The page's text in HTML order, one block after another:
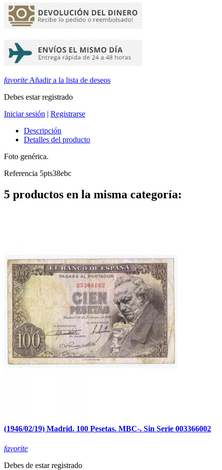
favorite Añadir a la lista de deseos
Debes estar registrado
Iniciar sesión | Registrarse
Descripción
Detalles del producto
Foto genérica.
Referencia 5pts38ebc
5 productos en la misma categoría:
(1946/02/19) Madrid. 100 Pesetas. MBC-. Sin Serie 003366002
favorite
Debes de estar registrado